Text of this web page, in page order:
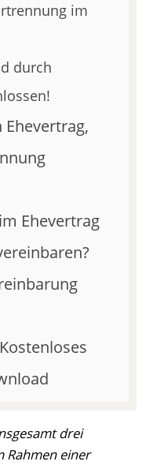
im
durch
Ehevertrag
drei
Rahmen einer